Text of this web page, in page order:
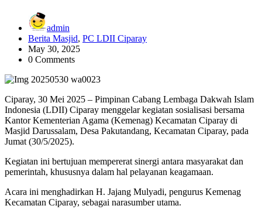
admin
Berita Masjid, PC LDII Ciparay
May 30, 2025
0 Comments
Ciparay, 30 Mei 2025 – Pimpinan Cabang Lembaga Dakwah Islam
Indonesia (LDII) Ciparay menggelar kegiatan sosialisasi bersama
Kantor Kementerian Agama (Kemenag) Kecamatan Ciparay di
Masjid Darussalam, Desa Pakutandang, Kecamatan Ciparay, pada
Jumat (30/5/2025).
Kegiatan ini bertujuan mempererat sinergi antara masyarakat dan
pemerintah, khususnya dalam hal pelayanan keagamaan.
Acara ini menghadirkan H. Jajang Mulyadi, pengurus Kemenag
Kecamatan Ciparay, sebagai narasumber utama.